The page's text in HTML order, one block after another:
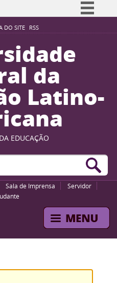
DO SITE RSS
Simplifique!
Participe
Acesso à informação
Legislação
Canais
da
Latino-
EDUCAÇÃO
Sala de Imprensa
Servidor